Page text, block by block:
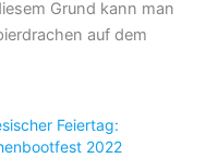
Grund kann man
auf dem
Feiertag:
2022